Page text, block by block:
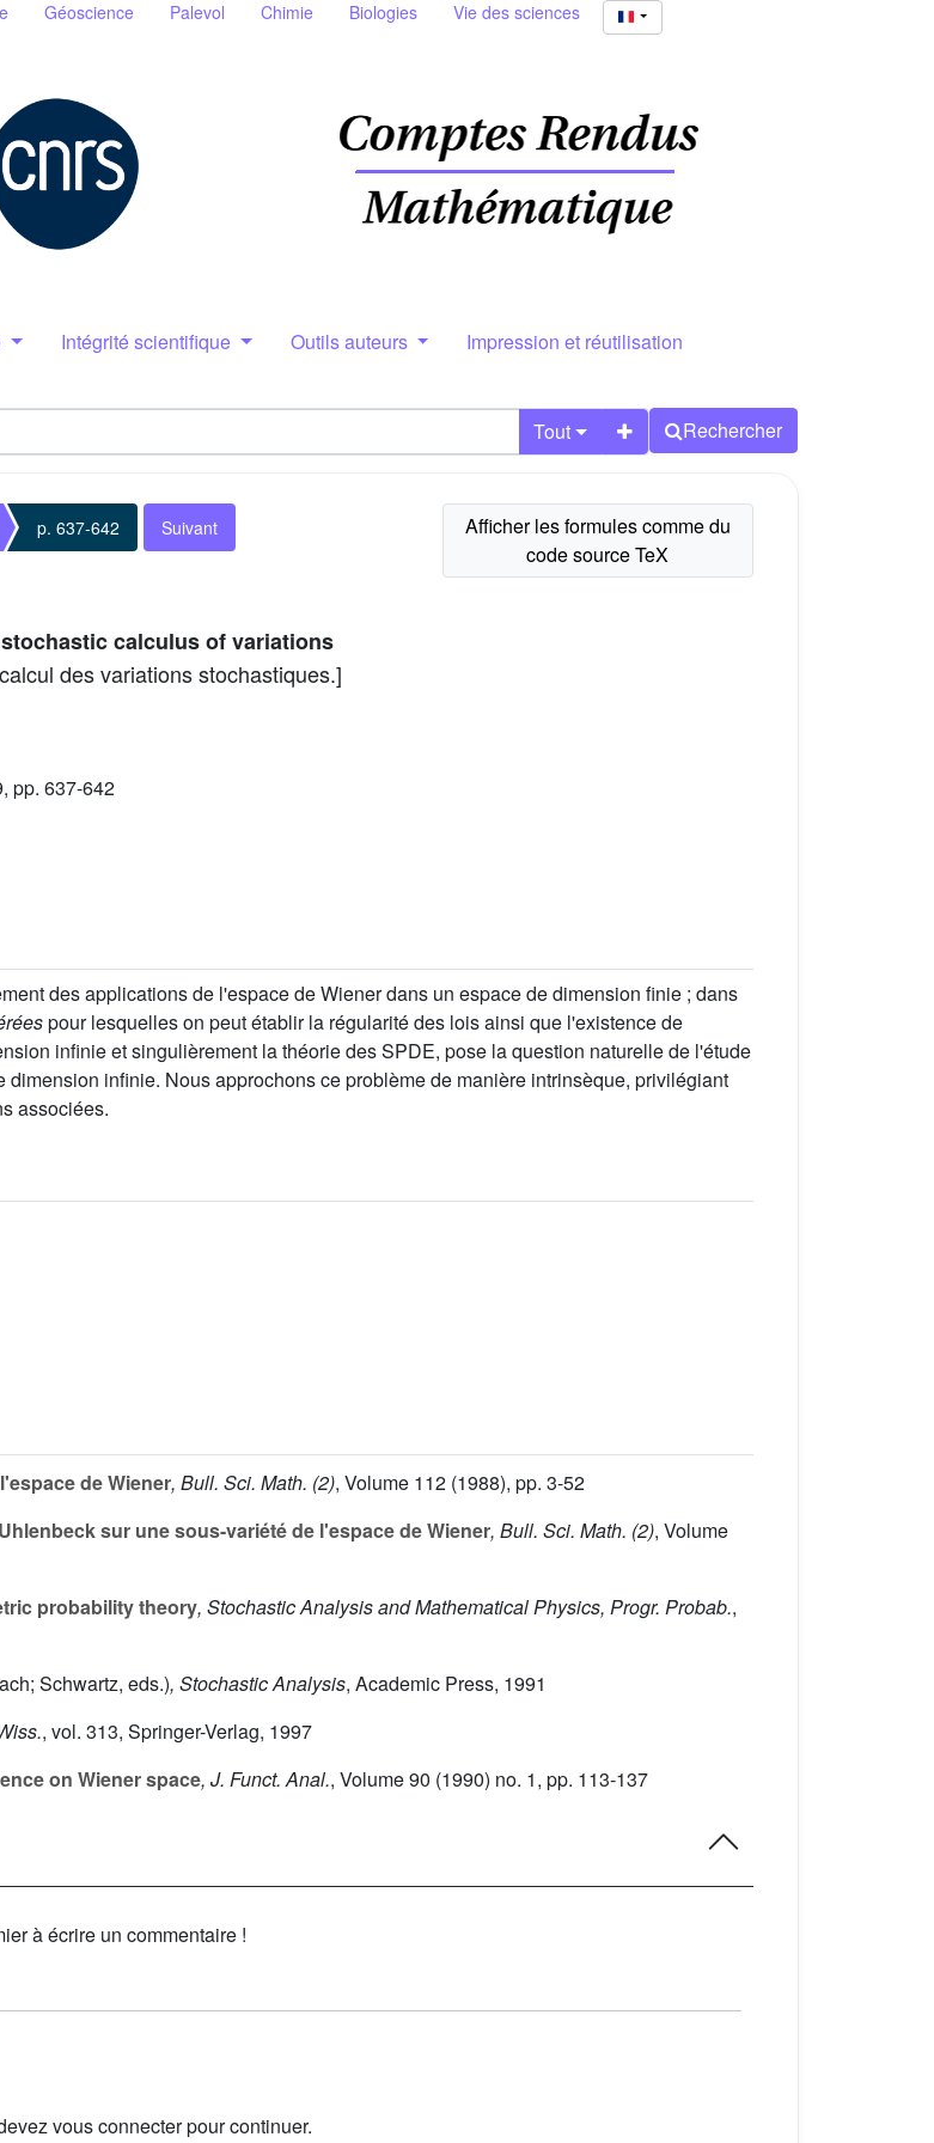
Géoscience Palevol Chimie Biologies Vie des sciences
Intégrité scientifique Outils auteurs Impression et réutilisation
Tout Rechercher
p. 637-642 Suivant
calculus of variations
des variations stochastiques.]
pp. 637-642
des applications de l'espace de Wiener dans un espace de dimension finie ; dans
pour lesquelles on peut établir la régularité des lois ainsi que l'existence de
infinie et singulièrement la théorie des SPDE, pose la question naturelle de l'étude
infinie. Nous approchons ce problème de manière intrinsèque, privilégiant
associées.
de Wiener, Bull. Sci. Math. (2), Volume 112 (1988), pp. 3-52
sur une sous-variété de l'espace de Wiener, Bull. Sci. Math. (2), Volume
probability theory, Stochastic Analysis and Mathematical Physics, Progr. Probab.,
Schwartz, eds.), Stochastic Analysis, Academic Press, 1991
, vol. 313, Springer-Verlag, 1997
on Wiener space, J. Funct. Anal., Volume 90 (1990) no. 1, pp. 113-137
à écrire un commentaire !
vous connecter pour continuer.